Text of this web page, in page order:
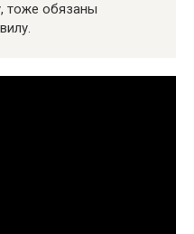
тоже обязаны